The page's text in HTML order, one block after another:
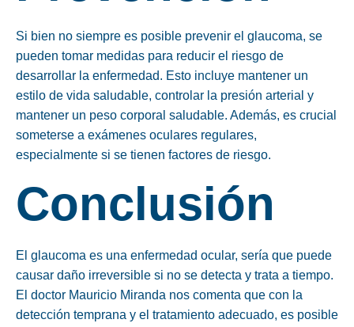
Si bien no siempre es posible prevenir el glaucoma, se
pueden tomar medidas para reducir el riesgo de
desarrollar la enfermedad. Esto incluye mantener un
estilo de vida saludable, controlar la presión arterial y
mantener un peso corporal saludable. Además, es crucial
someterse a exámenes oculares regulares,
especialmente si se tienen factores de riesgo.
Conclusión
El glaucoma es una enfermedad ocular, sería que puede
causar daño irreversible si no se detecta y trata a tiempo.
El doctor Mauricio Miranda nos comenta que con la
detección temprana y el tratamiento adecuado, es posible